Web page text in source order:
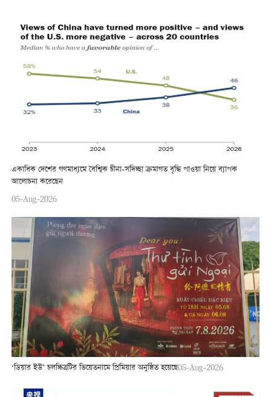
একাধিক দেশের গণমাধ্যমে বৈশ্বিক চীনা-সদিচ্ছা ক্রমাগত বৃদ্ধি পাওয়া নিয়ে ব্যাপক
আলোচনা করেছেন
05-Aug-2026
‘ডিয়ার ইউ’ চলচ্চিত্রটির ভিয়েতনামে প্রিমিয়ার অনুষ্ঠিত হয়েছে05-Aug-2026